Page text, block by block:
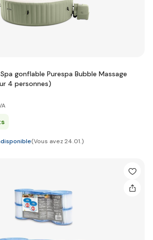
gonflable Purespa Bubble Massage
4 personnes)
(Vous avez 24.01.)